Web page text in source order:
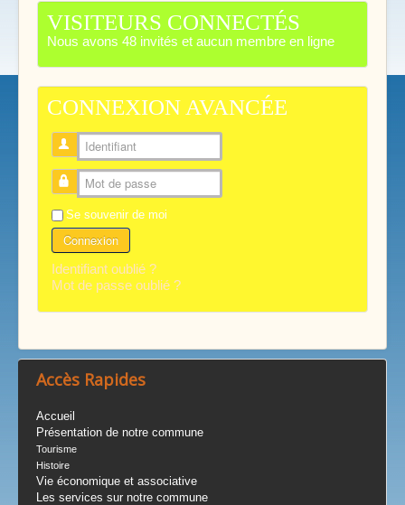
VISITEURS CONNECTÉS
Nous avons 48 invités et aucun membre en ligne
CONNEXION AVANCÉE
Identifiant
Mot de passe
Se souvenir de moi
Connexion
Identifiant oublié ?
Mot de passe oublié ?
Accès Rapides
Accueil
Présentation de notre commune
Tourisme
Histoire
Vie économique et associative
Les services sur notre commune